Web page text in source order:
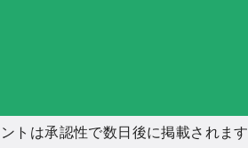
トは承認性で数日後に掲載されます